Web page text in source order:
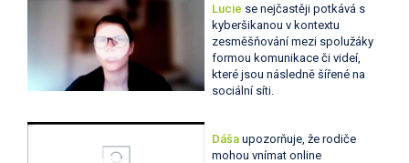
Lucie se nejčastěji potkává s
kyberšikanou v kontextu
zesměšňování mezi spolužáky
formou komunikace či videí,
které jsou následně šířené na
sociální síti.
Dáša upozorňuje, že rodiče
mohou vnímat online